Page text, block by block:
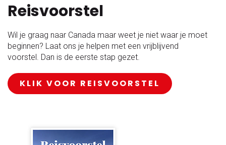
Reisvoorstel
Wil je graag naar Canada maar weet je niet waar je moet
beginnen? Laat ons je helpen met een vrijblijvend
voorstel. Dan is de eerste stap gezet.
KLIK VOOR REISVOORSTEL